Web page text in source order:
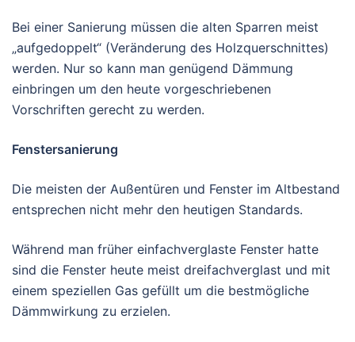
Bei einer Sanierung müssen die alten Sparren meist
„aufgedoppelt“ (Veränderung des Holzquerschnittes)
werden. Nur so kann man genügend Dämmung
einbringen um den heute vorgeschriebenen
Vorschriften gerecht zu werden.
Fenstersanierung
Die meisten der Außentüren und Fenster im Altbestand
entsprechen nicht mehr den heutigen Standards.
Während man früher einfachverglaste Fenster hatte
sind die Fenster heute meist dreifachverglast und mit
einem speziellen Gas gefüllt um die bestmögliche
Dämmwirkung zu erzielen.